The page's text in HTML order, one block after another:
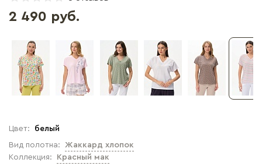
Коллекция: Красный мак
Вид полотна: Жаккард хлопок
Цвет: белый
2 490 руб.